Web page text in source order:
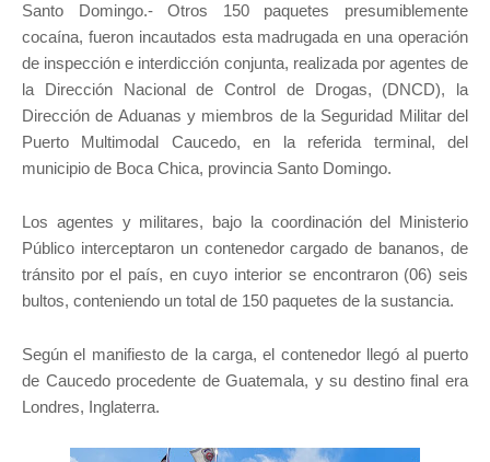
Santo Domingo.- Otros 150 paquetes presumiblemente
cocaína, fueron incautados esta madrugada en una operación
de inspección e interdicción conjunta, realizada por agentes de
la Dirección Nacional de Control de Drogas, (DNCD), la
Dirección de Aduanas y miembros de la Seguridad Militar del
Puerto Multimodal Caucedo, en la referida terminal, del
municipio de Boca Chica, provincia Santo Domingo.
Los agentes y militares, bajo la coordinación del Ministerio
Público interceptaron un contenedor cargado de bananos, de
tránsito por el país, en cuyo interior se encontraron (06) seis
bultos, conteniendo un total de 150 paquetes de la sustancia.
Según el manifiesto de la carga, el contenedor llegó al puerto
de Caucedo procedente de Guatemala, y su destino final era
Londres, Inglaterra.